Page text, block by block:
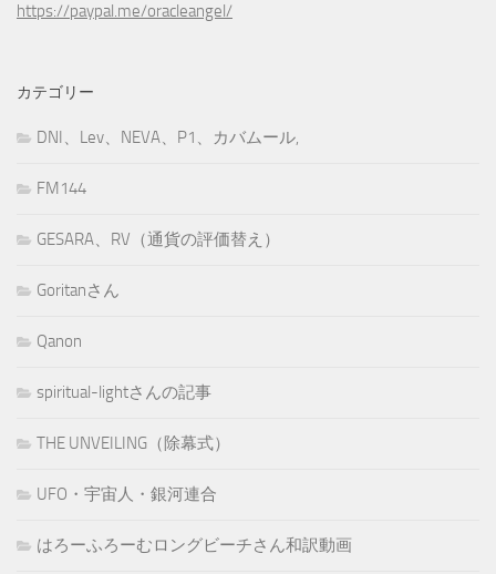
https://paypal.me/oracleangel/
カテゴリー
DNI、Lev、NEVA、P1、カバムール,
FM144
GESARA、RV（通貨の評価替え）
Goritanさん
Qanon
spiritual-lightさんの記事
THE UNVEILING（除幕式）
UFO・宇宙人・銀河連合
はろーふろーむロングビーチさん和訳動画